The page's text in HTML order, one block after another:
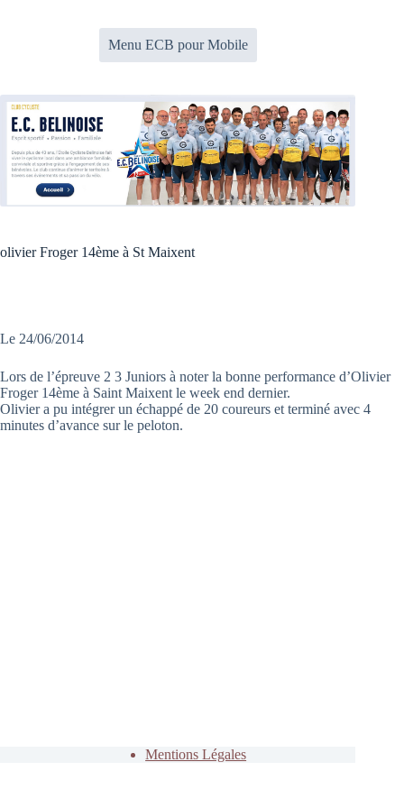
Menu ECB pour Mobile
olivier Froger 14ème à St Maixent
Le 24/06/2014
Lors de l’épreuve 2 3 Juniors à noter la bonne performance d’Olivier
Froger 14ème à Saint Maixent le week end dernier.
Olivier a pu intégrer un échappé de 20 coureurs et terminé avec 4
minutes d’avance sur le peloton.
Mentions Légales